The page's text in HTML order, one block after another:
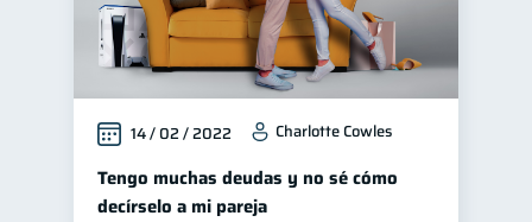
14 / 02 / 2022 Charlotte Cowles
Tengo muchas deudas y no sé cómo
decírselo a mi pareja